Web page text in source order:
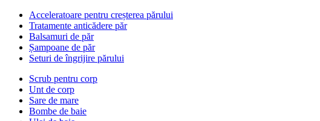
Acceleratoare pentru creșterea părului
Tratamente anticădere păr
Balsamuri de păr
Șampoane de păr
Seturi de îngrijire părului
Scrub pentru corp
Unt de corp
Sare de mare
Bombe de baie